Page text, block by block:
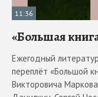
11:36
«Большая
Ежегодный
переплёт «Большой
Викторовича